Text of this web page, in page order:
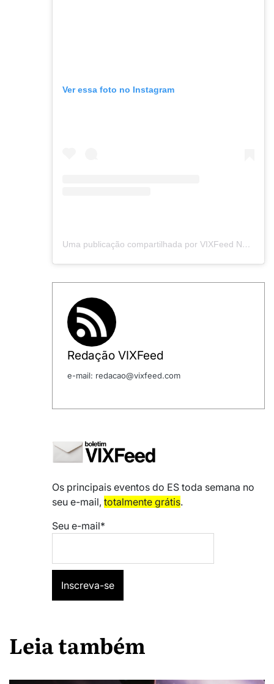
Ver essa foto no Instagram
Uma publicação compartilhada por VIXFeed Notícias (@vixfeed_)
Redação VIXFeed
e-mail: redacao@vixfeed.com
Os principais eventos do ES toda semana no
seu e-mail, totalmente grátis.
Seu e-mail*
Leia também